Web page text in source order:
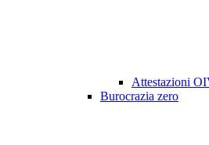
Attestazioni
Burocrazia zero